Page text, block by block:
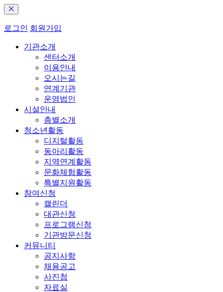
로그인 회원가입
기관소개
센터소개
이용안내
오시는길
연계기관
운영법인
시설안내
층별소개
청소년활동
디지털활동
동아리활동
지역연계활동
문화체험활동
특별지원활동
참여신청
캘린더
대관신청
프로그램신청
기관방문신청
커뮤니티
공지사항
채용공고
사진첩
자료실